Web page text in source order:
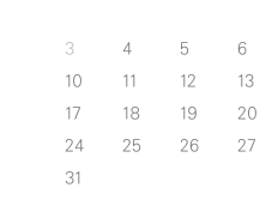
3
4 5 6
10
11 12 13
17
18 19 20
24
25 26 27
31